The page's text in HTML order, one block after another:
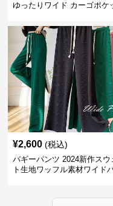
ゆったりワイド カーゴポケ
¥2,600 (税込)
バギーパンツ 2024新作スウ
ト生地ワッフル素材ワイド